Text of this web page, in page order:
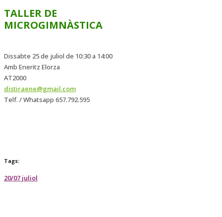
TALLER DE
MICROGIMNÀSTICA
Dissabte 25 de juliol de 10:30 a 14:00
Amb Eneritz Elorza
AT2000
distiraene@gmail.com
Telf. / Whatsapp 657.792.595
Tags:
20/07 juliol